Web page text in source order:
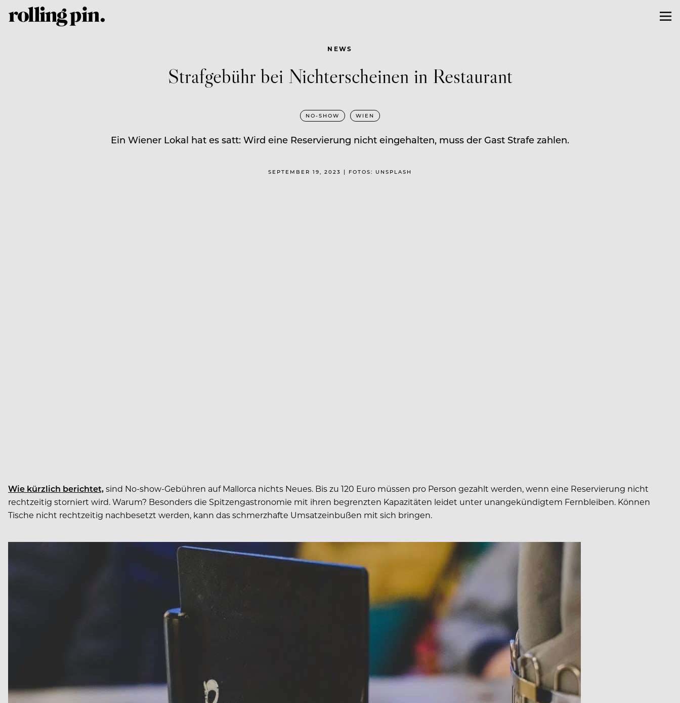
NEWS
Strafgebühr bei Nichterscheinen in Restaurant
NO-SHOW WIEN
Ein Wiener Lokal hat es satt: Wird eine Reservierung nicht eingehalten, muss der Gast Strafe zahlen.
SEPTEMBER 19, 2023 | FOTOS: UNSPLASH
Wie kürzlich berichtet,sind No-show-Gebühren auf Mallorca nichts Neues. Bis zu 120 Euro müssen pro Person gezahlt werden, wenn eine Reservierung nicht
rechtzeitig storniert wird. Warum? Besonders die Spitzengastronomie mit ihren begrenzten Kapazitäten leidet unter unangekündigtem Fernbleiben. Können
Tische nicht rechtzeitig nachbesetzt werden, kann das schmerzhafte Umsatzeinbußen mit sich bringen.